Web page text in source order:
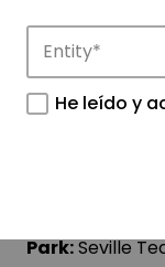
Park:Seville
He leído y